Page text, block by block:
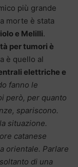
più grande
morte è stata
e Melilli.
per tumori è
è quello al
elettriche e
fanno le
però, per quanto
spariscono.
situazione.
catanese
orientale. Parlare
di una